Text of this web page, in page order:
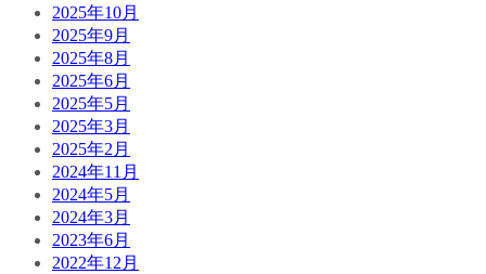
2025年10月
2025年9月
2025年8月
2025年6月
2025年5月
2025年3月
2025年2月
2024年11月
2024年5月
2024年3月
2023年6月
2022年12月